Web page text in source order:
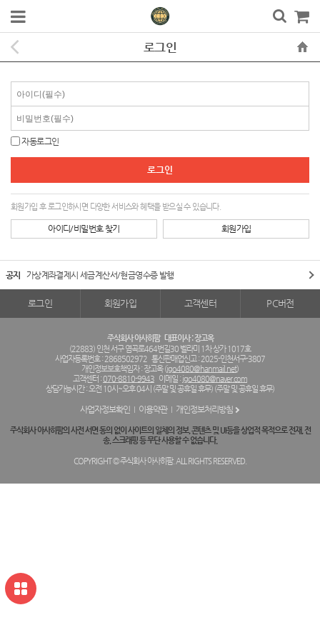
로그인
자동로그인
회원가입 후 로그인하시면 다양한 서비스와 혜택을 받으실 수 있습니다.
아이디/비밀번호 찾기 회원가입
공지 가상계좌결제시 세금계산서/현금영수증 발행
로그인 회원가입 고객센터 PC버전
주식회사 아사히팜 대표이사 : 장고옥
(22883) 인천 서구 염곡로464번길30 벨라미 1차 상가 1017호
사업자등록번호 : 2868502972 통신판매업신고 : 2025-인천서구-3807
개인정보보호책임자 : 장고옥 (jgo4080@hanmail.net)
고객센터 :070-8810-9943 이메일 : jgo4080@naver.com
상담가능시간 : 오전 10시~오후 04시 (주말 및 공휴일 휴무) (주말 및 공휴일 휴무)
사업자정보확인 이용약관 개인정보처리방침
주식회사 아사히팜의 사전 서면 동의 없이 사이트의 일체의 정보, 콘텐츠 및 UI등을 상업적 목적으로 전재, 전
송, 스크래핑 등 무단 사용할 수 없습니다.
COPYRIGHT © 주식회사 아사히팜. ALL RIGHTS RESERVED.